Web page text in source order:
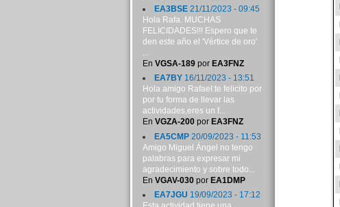
EA3BSE21/11/2023 - 09:45
Hola Rafa. MUCHAS
FELICIDADES!!! Espero que te
den este año el 'Vértice de oro'
...
En VGSA-189por EA3FNZ
EA7BY16/11/2023 - 13:51
Hola amigo Rafael:te felicito por
por tu forma de llevar las
actividades,eres un f...
En VGZA-200por EA3FNZ
EA5CMP20/09/2023 - 11:53
Amigo Miguel Ángel no tengo
palabras para expresar mi
agradecimiento y sobre todo...
En VGAV-030por EA1DMP
EA7JGU 19/09/2023 - 17:12